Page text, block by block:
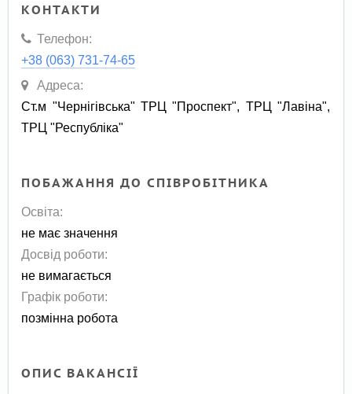
КОНТАКТИ
Телефон:
+38 (063) 731-74-65
Адреса:
Ст.м "Чернігівська" ТРЦ "Проспект", ТРЦ "Лавіна",
ТРЦ "Республіка"
ПОБАЖАННЯ ДО СПІВРОБІТНИКА
Освіта:
не має значення
Досвід роботи:
не вимагається
Графік роботи:
позмінна робота
ОПИС ВАКАНСІЇ